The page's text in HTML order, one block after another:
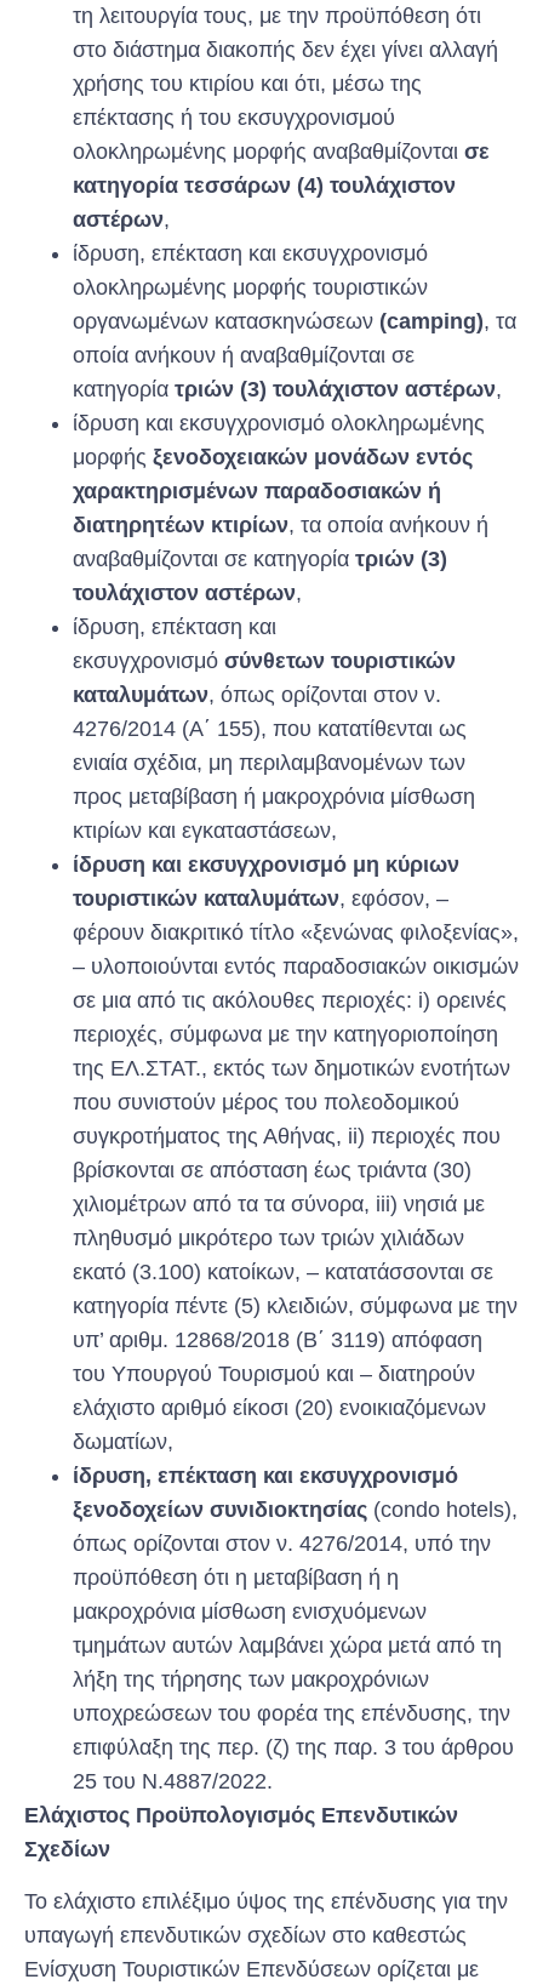
τη λειτουργία τους, με την προϋπόθεση ότι
στο διάστημα διακοπής δεν έχει γίνει αλλαγή
χρήσης του κτιρίου και ότι, μέσω της
επέκτασης ή του εκσυγχρονισμού
ολοκληρωμένης μορφής αναβαθμίζονται σε
κατηγορία τεσσάρων (4) τουλάχιστον
αστέρων,
ίδρυση, επέκταση και εκσυγχρονισμό
ολοκληρωμένης μορφής τουριστικών
οργανωμένων κατασκηνώσεων (camping), τα
οποία ανήκουν ή αναβαθμίζονται σε
κατηγορία τριών (3) τουλάχιστον αστέρων,
ίδρυση και εκσυγχρονισμό ολοκληρωμένης
μορφής ξενοδοχειακών μονάδων εντός
χαρακτηρισμένων παραδοσιακών ή
διατηρητέων κτιρίων, τα οποία ανήκουν ή
αναβαθμίζονται σε κατηγορία τριών (3)
τουλάχιστον αστέρων,
ίδρυση, επέκταση και
εκσυγχρονισμό σύνθετων τουριστικών
καταλυμάτων, όπως ορίζονται στον ν.
4276/2014 (Α΄ 155), που κατατίθενται ως
ενιαία σχέδια, μη περιλαμβανομένων των
προς μεταβίβαση ή μακροχρόνια μίσθωση
κτιρίων και εγκαταστάσεων,
ίδρυση και εκσυγχρονισμό μη κύριων
τουριστικών καταλυμάτων, εφόσον, –
φέρουν διακριτικό τίτλο «ξενώνας φιλοξενίας»,
– υλοποιούνται εντός παραδοσιακών οικισμών
σε μια από τις ακόλουθες περιοχές: i) ορεινές
περιοχές, σύμφωνα με την κατηγοριοποίηση
της ΕΛ.ΣΤΑΤ., εκτός των δημοτικών ενοτήτων
που συνιστούν μέρος του πολεοδομικού
συγκροτήματος της Αθήνας, ii) περιοχές που
βρίσκονται σε απόσταση έως τριάντα (30)
χιλιομέτρων από τα τα σύνορα, iii) νησιά με
πληθυσμό μικρότερο των τριών χιλιάδων
εκατό (3.100) κατοίκων, – κατατάσσονται σε
κατηγορία πέντε (5) κλειδιών, σύμφωνα με την
υπ’ αριθμ. 12868/2018 (Β΄ 3119) απόφαση
του Υπουργού Τουρισμού και – διατηρούν
ελάχιστο αριθμό είκοσι (20) ενοικιαζόμενων
δωματίων,
ίδρυση, επέκταση και εκσυγχρονισμό
ξενοδοχείων συνιδιοκτησίας (condo hotels),
όπως ορίζονται στον ν. 4276/2014, υπό την
προϋπόθεση ότι η μεταβίβαση ή η
μακροχρόνια μίσθωση ενισχυόμενων
τμημάτων αυτών λαμβάνει χώρα μετά από τη
λήξη της τήρησης των μακροχρόνιων
υποχρεώσεων του φορέα της επένδυσης, την
επιφύλαξη της περ. (ζ) της παρ. 3 του άρθρου
25 του Ν.4887/2022.
Ελάχιστος Προϋπολογισμός Επενδυτικών
Σχεδίων
Το ελάχιστο επιλέξιμο ύψος της επένδυσης για την
υπαγωγή επενδυτικών σχεδίων στο καθεστώς
Ενίσχυση Τουριστικών Επενδύσεων ορίζεται με